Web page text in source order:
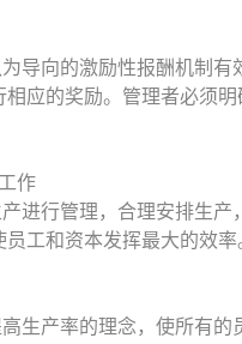
导向的激励性报酬机制
应的奖励。管理者必须
作
进行管理，合理安排生
工和资本发挥最大的效率
生产率的理念，使所有